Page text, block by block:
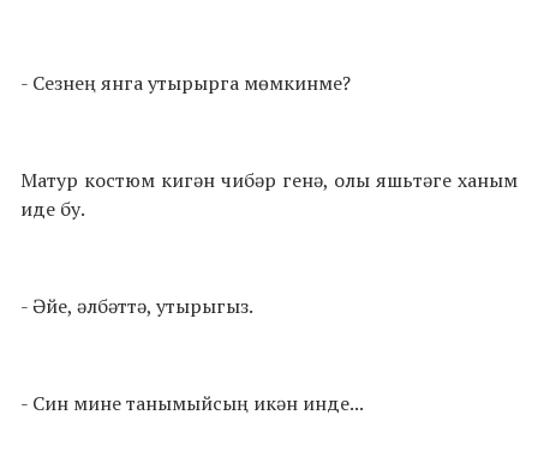
- Сезнең янга утырырга мөмкинме?
Матур костюм кигән чибәр генә, олы яшьтәге ханым
иде бу.
- Әйе, әлбәттә, утырыгыз.
- Син мине танымыйсың икән инде...